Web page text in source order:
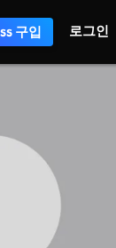
구입 로그인